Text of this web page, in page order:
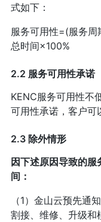
式如下：
服务可用性=(服务
总时间×100%
2.2 服务可用性承诺
KENC服务可用性不
可用性承诺，客户可
2.3 除外情形
因下述原因导致的
间：
（1）金山云预先通
割接、维修、升级和